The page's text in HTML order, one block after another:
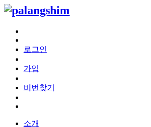
로그인
가입
비번찾기
소개